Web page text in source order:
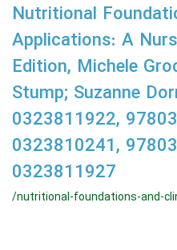
Nutritional
Applications: A
Edition, Michele
Stump; Suzanne
0323811922,
0323810241,
0323811927
/nutritional-foundations-and-